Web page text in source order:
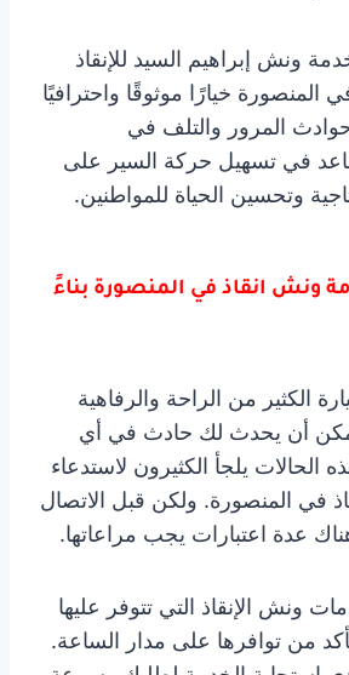
ونش إبراهيم السيد للإنقاذ
خيارًا موثوقًا واحترافيًا
المرور والتلف في
في تسهيل حركة السير على
وتحسين الحياة للمواطنين.
ونش انقاذ في المنصورة بناءً
الكثير من الراحة والرفاهية
أن يحدث لك حادث في أي
يلجأ الكثيرون لاستدعاء
في المنصورة. ولكن قبل الاتصال
عدة اعتبارات يجب مراعاتها.
ونش الإنقاذ التي تتوفر عليها
من توافرها على مدار الساعة.